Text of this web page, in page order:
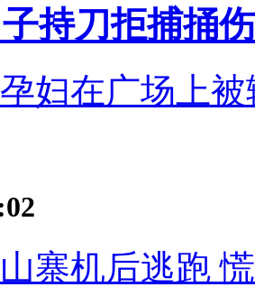
持刀拒捕捅
妇在广场上
寨机后逃跑